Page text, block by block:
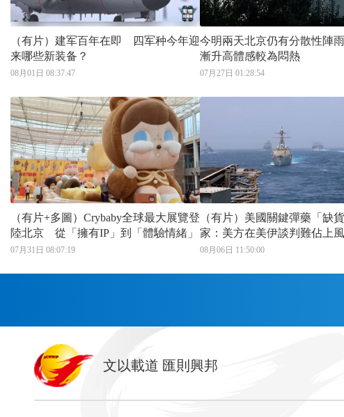
（有片）建军百年在即 四军种今年迎
来哪些新装备？
08月01日 08:37:47
今明兩天北京仍有分散性陣
漸升高體感較為悶熱
07月27日 01:28:54
（有片+多圖）Crybaby全球最大展覽登
陸北京 從「擁有IP」到「體驗情緒」
07月31日 08:07:19
（有片）美國關鍵彈藥「缺
家：美方在美伊談判難佔上風
08月06日 11:50:00
首頁
香港
神州
灣區生活 灣區企業 灣區文化 灣區人
文以載道 匯則興邦